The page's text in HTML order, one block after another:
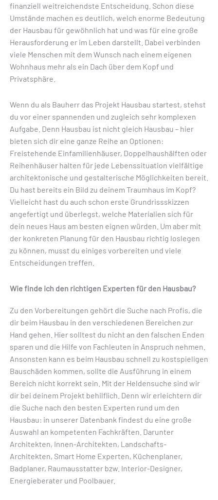
finanziell weitreichendste Entscheidung. Schon diese
Umstände machen es deutlich, welch enorme Bedeutung
der Hausbau für gewöhnlich hat und was für eine große
Herausforderung er im Leben darstellt. Dabei verbinden
viele Menschen mit dem Wunsch nach einem eigenen
Wohnhaus mehr als ein Dach über dem Kopf und
Privatsphäre.
Wenn du als Bauherr das Projekt Hausbau startest, stehst
du vor einer spannenden und zugleich sehr komplexen
Aufgabe. Denn Hausbau ist nicht gleich Hausbau – hier
bieten sich dir eine ganze Reihe an Optionen:
Freistehende Einfamilienhäuser, Doppelhaushälften oder
Reihenhäuser halten für jede Lebenssituation vielfältige
architektonische und gestalterische Möglichkeiten bereit.
Du hast bereits ein Bild zu deinem Traumhaus im Kopf?
Vielleicht hast du auch schon erste Grundrissskizzen
angefertigt und überlegst, welche Materialien sich für
dein neues Haus am besten eignen würden. Um aber mit
der konkreten Planung für den Hausbau richtig loslegen
zu können, musst du einiges vorbereiten und viele
Entscheidungen treffen.
Wie finde ich den richtigen Experten für den Hausbau?
Zu den Vorbereitungen gehört die Suche nach Profis, die
dir beim Hausbau in den verschiedenen Bereichen zur
Hand gehen. Hier solltest du nicht an den falschen Enden
sparen und die Hilfe von Fachleuten in Anspruch nehmen.
Ansonsten kann es beim Hausbau schnell zu kostspieligen
Bauschäden kommen, sollte die Ausführung in einem
Bereich nicht korrekt sein. Mit der Heldensuche sind wir
dir bei deinem Projekt behilflich. Denn wir erleichtern dir
die Suche nach den besten Experten rund um den
Hausbau: in unserer Datenbank findest du eine große
Auswahl an kompetenten Fachkräften. Darunter
Architekten, Innen-Architekten, Landschafts-
Architekten, Smart Home Experten, Küchenplaner,
Badplaner, Raumausstatter bzw. Interior-Designer,
Energieberater und Poolbauer.